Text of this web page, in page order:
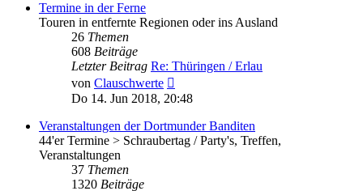
Termine in der Ferne
Touren in entfernte Regionen oder ins Ausland
26 Themen
608 Beiträge
Letzter Beitrag Re: Thüringen / Erlau
von Clauschwerte
Beitrag
Do 14. Jun 2018, 20:48
Veranstaltungen der Dortmunder Banditen
44'er Termine > Schraubertag / Party's, Treffen,
Veranstaltungen
37 Themen
1320 Beiträge